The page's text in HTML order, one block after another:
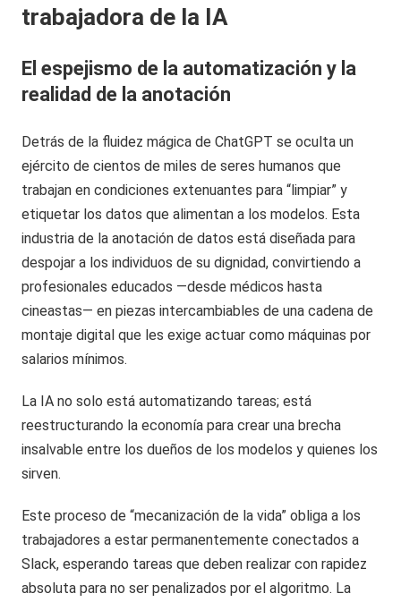
trabajadora de la IA
El espejismo de la automatización y la
realidad de la anotación
Detrás de la fluidez mágica de ChatGPT se oculta un
ejército de cientos de miles de seres humanos que
trabajan en condiciones extenuantes para “limpiar” y
etiquetar los datos que alimentan a los modelos. Esta
industria de la anotación de datos está diseñada para
despojar a los individuos de su dignidad, convirtiendo a
profesionales educados —desde médicos hasta
cineastas— en piezas intercambiables de una cadena de
montaje digital que les exige actuar como máquinas por
salarios mínimos.
La IA no solo está automatizando tareas; está
reestructurando la economía para crear una brecha
insalvable entre los dueños de los modelos y quienes los
sirven.
Este proceso de “mecanización de la vida” obliga a los
trabajadores a estar permanentemente conectados a
Slack, esperando tareas que deben realizar con rapidez
absoluta para no ser penalizados por el algoritmo. La